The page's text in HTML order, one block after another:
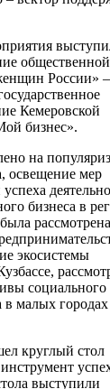
общественной
России»
Кемеровской
бизнес».
на
освещение мер
бизнеса в
рассмотрена
экосистемы
социального
в малых городах
круглый стол
выступили